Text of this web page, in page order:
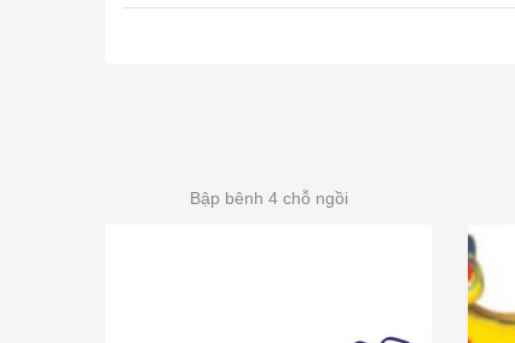
Bập bênh 4 chỗ ngồi